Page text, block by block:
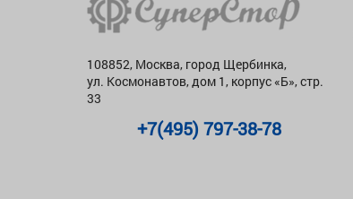
108852, Москва, город Щербинка,
ул. Космонавтов, дом 1, корпус «Б», стр.
33
+7(495) 797-38-78